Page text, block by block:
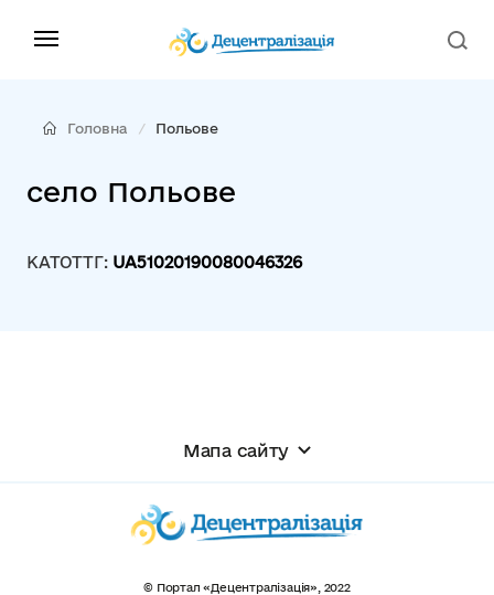
Головна Польове
село Польове
КАТОТТГ: UA51020190080046326
Мапа сайту
© Портал «Децентралізація», 2022